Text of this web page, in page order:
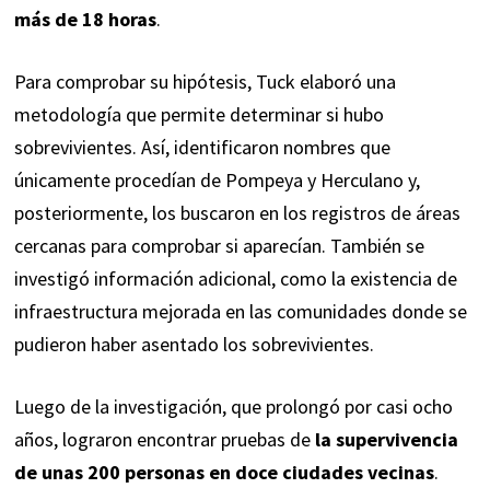
más de 18 horas.
Para comprobar su hipótesis, Tuck elaboró una
metodología que permite determinar si hubo
sobrevivientes. Así, identificaron nombres que
únicamente procedían de Pompeya y Herculano y,
posteriormente, los buscaron en los registros de áreas
cercanas para comprobar si aparecían. También se
investigó información adicional, como la existencia de
infraestructura mejorada en las comunidades donde se
pudieron haber asentado los sobrevivientes.
Luego de la investigación, que prolongó por casi ocho
años, lograron encontrar pruebas dela supervivencia
de unas 200 personas en doce ciudades vecinas.